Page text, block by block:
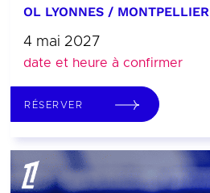
OL LYONNES / MONTPELLIER
4 mai 2027
date et heure à confirmer
RÉSERVER